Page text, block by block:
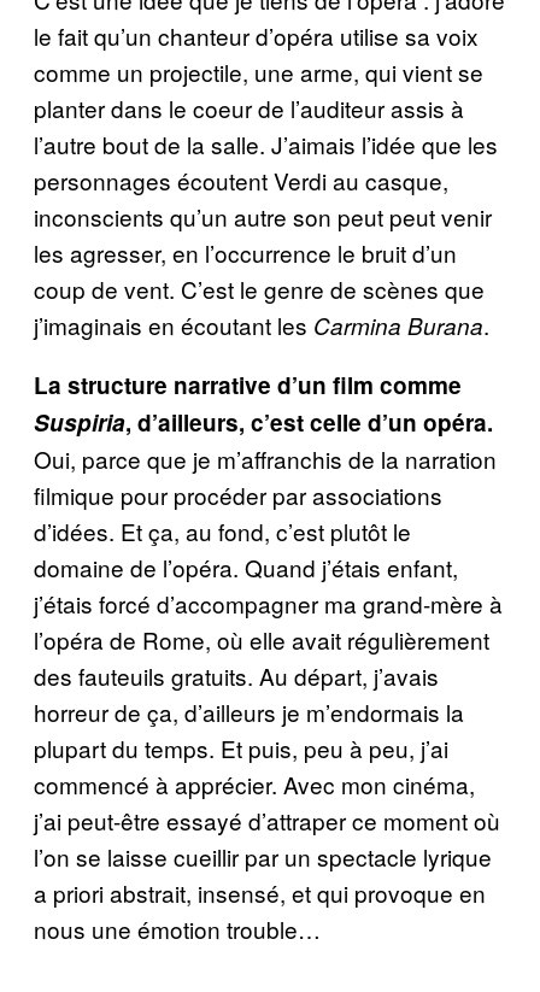
le fait qu’un chanteur d’opéra utilise sa voix
comme un projectile, une arme, qui vient se
planter dans le coeur de l’auditeur assis à
l’autre bout de la salle. J’aimais l’idée que les
personnages écoutent Verdi au casque,
inconscients qu’un autre son peut peut venir
les agresser, en l’occurrence le bruit d’un
coup de vent. C’est le genre de scènes que
j’imaginais en écoutant les Carmina Burana.
La structure narrative d’un film comme
Suspiria, d’ailleurs, c’est celle d’un opéra.
Oui, parce que je m’affranchis de la narration
filmique pour procéder par associations
d’idées. Et ça, au fond, c’est plutôt le
domaine de l’opéra. Quand j’étais enfant,
j’étais forcé d’accompagner ma grand-mère à
l’opéra de Rome, où elle avait régulièrement
des fauteuils gratuits. Au départ, j’avais
horreur de ça, d’ailleurs je m’endormais la
plupart du temps. Et puis, peu à peu, j’ai
commencé à apprécier. Avec mon cinéma,
j’ai peut-être essayé d’attraper ce moment où
l’on se laisse cueillir par un spectacle lyrique
a priori abstrait, insensé, et qui provoque en
nous une émotion trouble…